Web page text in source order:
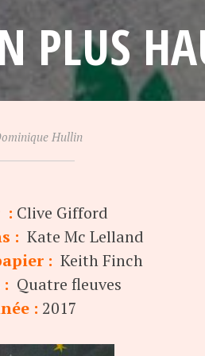
PLUS
Hullin
: Clive Gifford
: Kate Mc Lelland
: Keith Finch
Quatre fleuves
: 2017